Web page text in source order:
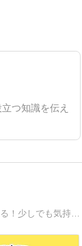
つ知識を伝え